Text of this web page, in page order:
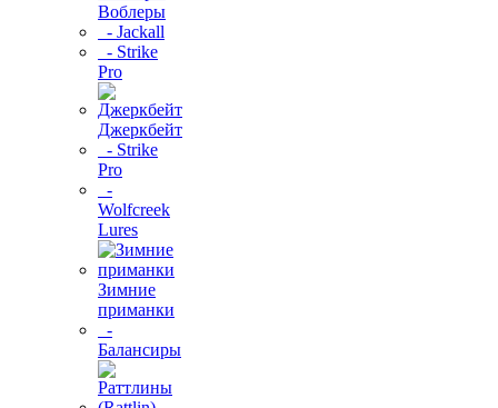
Воблеры
- Jackall
- Strike
Pro
Джеркбейт
- Strike
Pro
-
Wolfcreek
Lures
Зимние
приманки
-
Балансиры